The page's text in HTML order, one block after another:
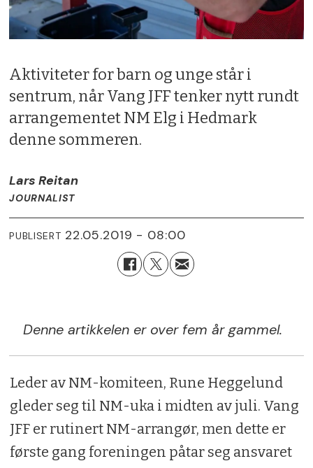
Aktiviteter for barn og unge står i
sentrum, når Vang JFF tenker nytt rundt
arrangementet NM Elg i Hedmark
denne sommeren.
Lars Reitan
JOURNALIST
PUBLISERT 22.05.2019 - 08:00
Denne artikkelen er over fem år gammel.
Leder av NM-komiteen, Rune Heggelund
gleder seg til NM-uka i midten av juli. Vang
JFF er rutinert NM-arrangør, men dette er
første gang foreningen påtar seg ansvaret